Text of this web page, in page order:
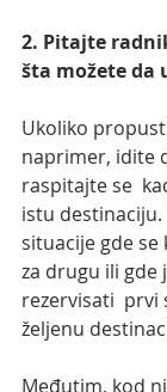
2. Pitajte
šta možete da
Ukoliko
naprimer, idite
raspitajte se
istu
situacije gde
za drugu ili gde
rezervisati  prvi
željenu
Međutim, kod